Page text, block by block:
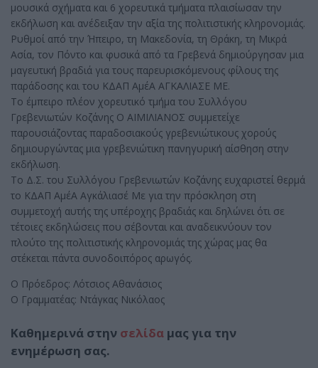
μουσικά σχήματα και 6 χορευτικά τμήματα πλαισίωσαν την
εκδήλωση και ανέδειξαν την αξία της πολιτιστικής κληρονομιάς.
Ρυθμοί από την Ήπειρο, τη Μακεδονία, τη Θράκη, τη Μικρά
Ασία, τον Πόντο και φυσικά από τα Γρεβενά δημιούργησαν μια
μαγευτική βραδιά για τους παρευρισκόμενους φίλους της
παράδοσης και του ΚΔΑΠ ΑμέΑ ΑΓΚΑΛΙΑΣΕ ΜΕ.
Το έμπειρο πλέον χορευτικό τμήμα του Συλλόγου
Γρεβενιωτών Κοζάνης Ο ΑΙΜΙΛΙΑΝΟΣ συμμετείχε
παρουσιάζοντας παραδοσιακούς γρεβενιώτικους χορούς
δημιουργώντας μια γρεβενιώτικη πανηγυρική αίσθηση στην
εκδήλωση.
Το Δ.Σ. του Συλλόγου Γρεβενιωτών Κοζάνης ευχαριστεί θερμά
το ΚΔΑΠ ΑμέΑ Αγκάλιασέ Με για την πρόσκληση στη
συμμετοχή αυτής της υπέροχης βραδιάς και δηλώνει ότι σε
τέτοιες εκδηλώσεις που σέβονται και αναδεικνύουν τον
πλούτο της πολιτιστικής κληρονομιάς της χώρας μας θα
στέκεται πάντα συνοδοιπόρος αρωγός.
Ο Πρόεδρος: Λότσιος Αθανάσιος
Ο Γραμματέας: Ντάγκας Νικόλαος
Καθημερινά στην σελίδα μας για την
ενημέρωση σας.